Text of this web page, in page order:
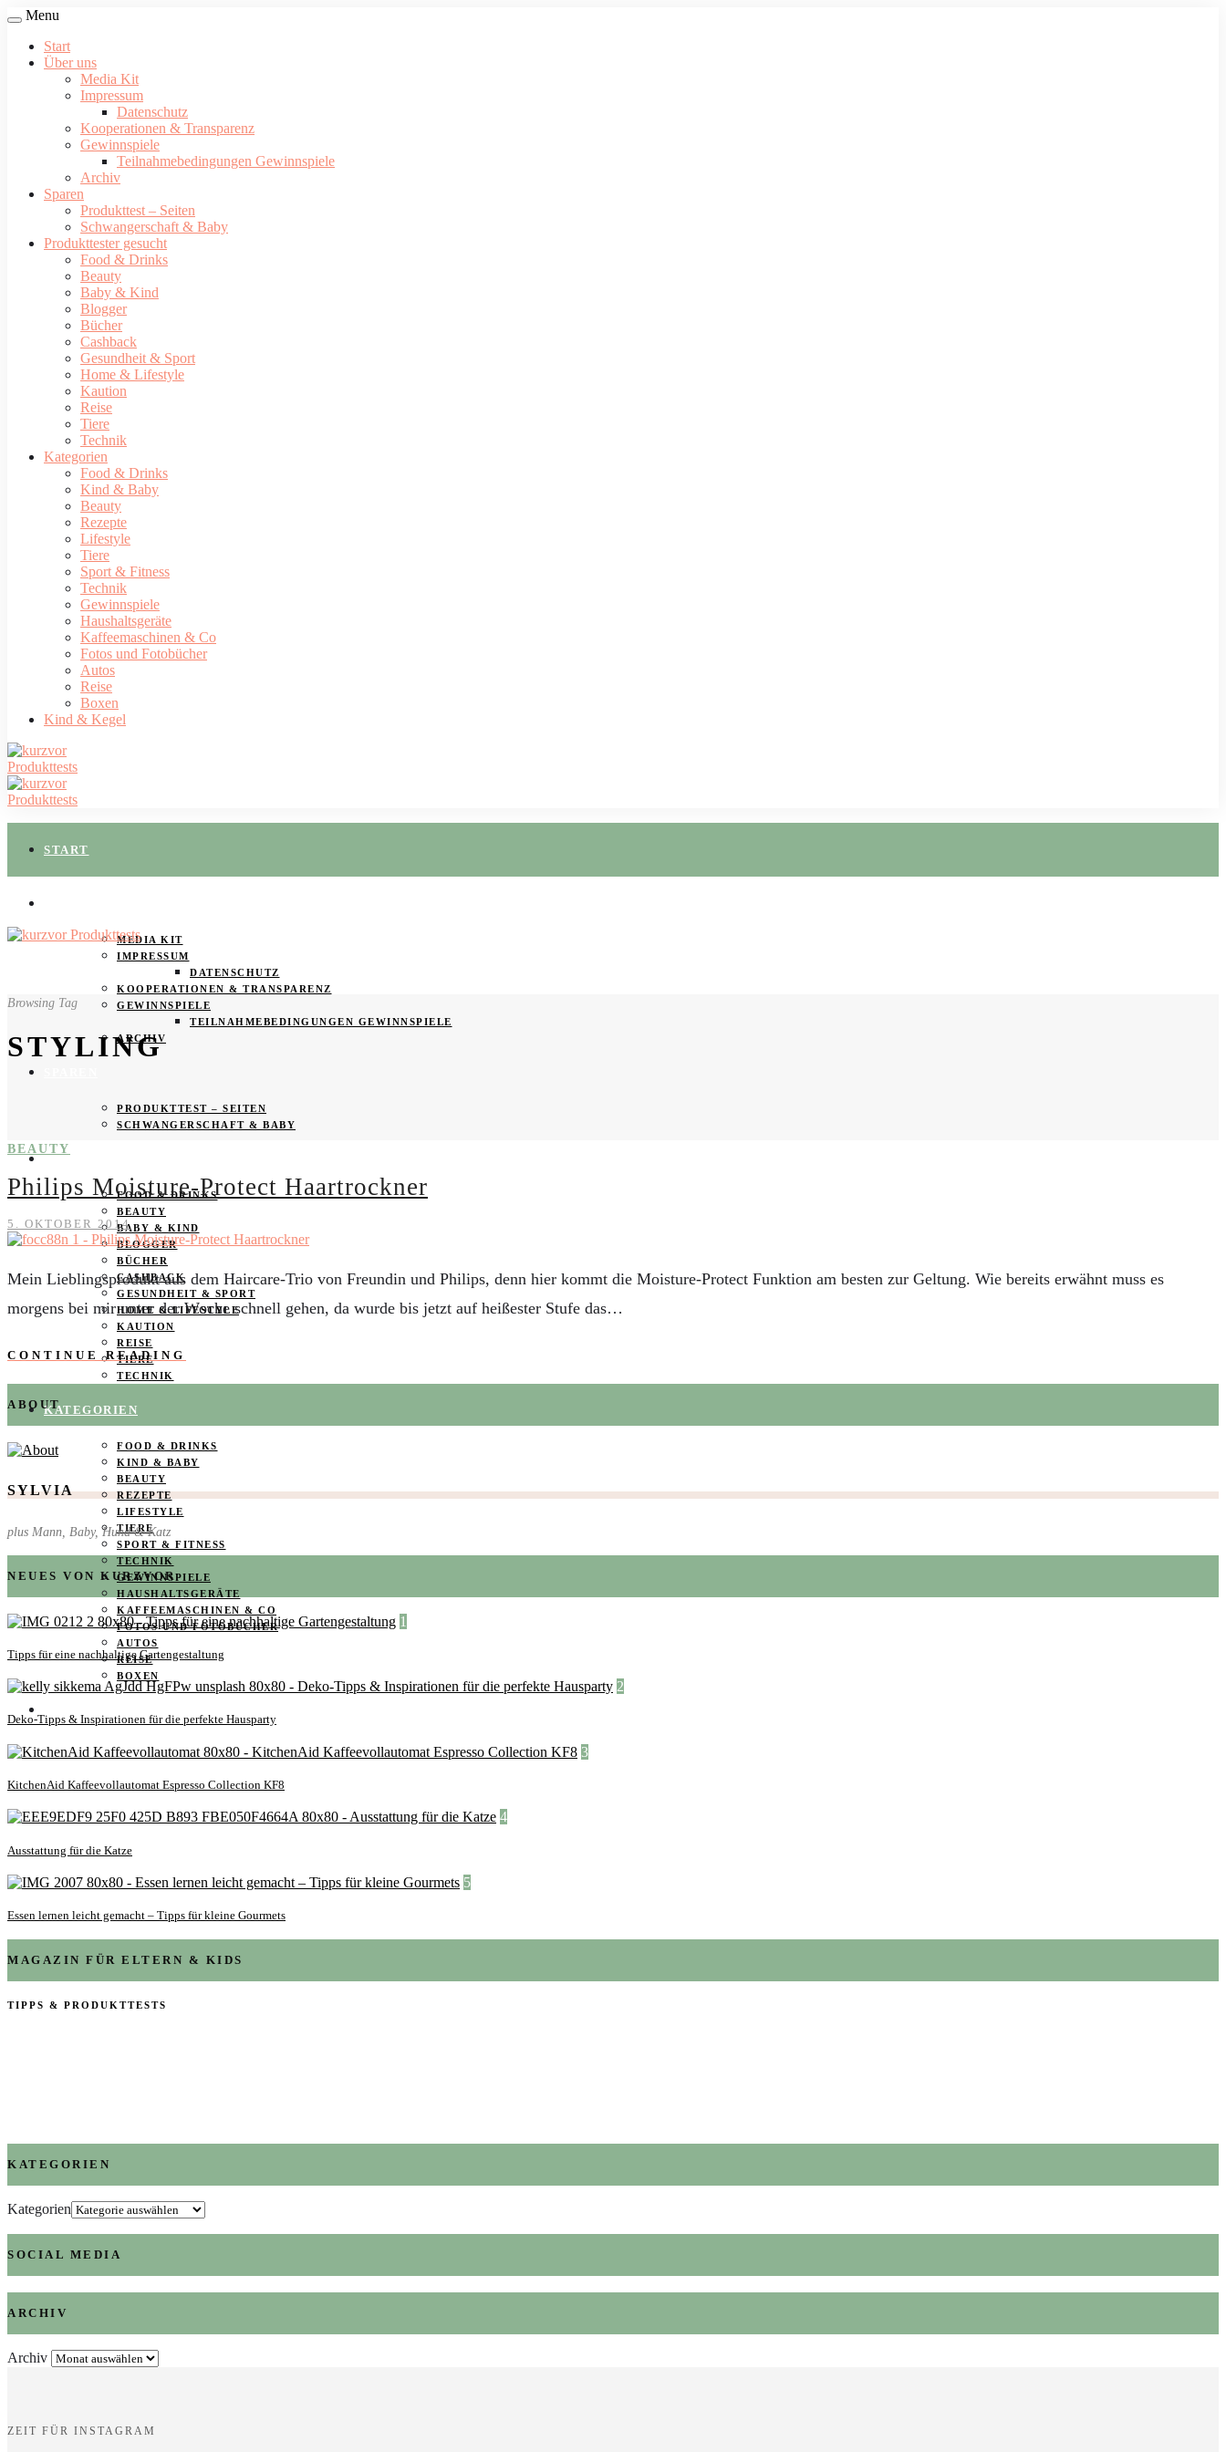
Menu
Start
Über uns
Media Kit
Impressum
Datenschutz
Kooperationen & Transparenz
Gewinnspiele
Teilnahmebedingungen Gewinnspiele
Archiv
Sparen
Produkttest – Seiten
Schwangerschaft & Baby
Produkttester gesucht
Food & Drinks
Beauty
Baby & Kind
Blogger
Bücher
Cashback
Gesundheit & Sport
Home & Lifestyle
Kaution
Reise
Tiere
Technik
Kategorien
Food & Drinks
Kind & Baby
Beauty
Rezepte
Lifestyle
Tiere
Sport & Fitness
Technik
Gewinnspiele
Haushaltsgeräte
Kaffeemaschinen & Co
Fotos und Fotobücher
Autos
Reise
Boxen
Kind & Kegel
START
MEDIA KIT
IMPRESSUM
DATENSCHUTZ
KOOPERATIONEN & TRANSPARENZ
GEWINNSPIELE
TEILNAHMEBEDINGUNGEN GEWINNSPIELE
ARCHIV
PRODUKTTEST – SEITEN
SCHWANGERSCHAFT & BABY
PRODUKTTESTER GESUCHT
FOOD & DRINKS
BEAUTY
BABY & KIND
BLOGGER
BÜCHER
CASHBACK
GESUNDHEIT & SPORT
HOME & LIFESTYLE
KAUTION
REISE
TIERE
TECHNIK
KATEGORIEN
FOOD & DRINKS
KIND & BABY
BEAUTY
REZEPTE
LIFESTYLE
TIERE
SPORT & FITNESS
TECHNIK
GEWINNSPIELE
HAUSHALTSGERÄTE
KAFFEEMASCHINEN & CO
FOTOS UND FOTOBÜCHER
AUTOS
REISE
BOXEN
Browsing Tag
STYLING
BEAUTY
Philips Moisture-Protect Haartrockner
5. OKTOBER 2014
Mein Lieblingsprodukt aus dem Haircare-Trio von Freundin und Philips, denn hier kommt die Moisture-Protect Funktion am besten zur Geltung. Wie bereits erwähnt muss es
morgens bei mir unter der Woche schnell gehen, da wurde bis jetzt auf heißester Stufe das…
CONTINUE READING
ABOUT
SYLVIA
plus Mann, Baby, Hund & Katz
NEUES VON KURZVOR
1
Tipps für eine nachhaltige Gartengestaltung
2
Deko-Tipps & Inspirationen für die perfekte Hausparty
3
KitchenAid Kaffeevollautomat Espresso Collection KF8
4
Ausstattung für die Katze
5
Essen lernen leicht gemacht – Tipps für kleine Gourmets
MAGAZIN FÜR ELTERN & KIDS
TIPPS & PRODUKTTESTS
KATEGORIEN
Kategorien
SOCIAL MEDIA
ARCHIV
Archiv
ZEIT FÜR INSTAGRAM